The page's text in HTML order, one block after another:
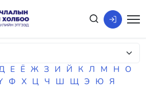
Е Ё Ж З И Й К Л М Н О
Ф Х Ц Ч Ш Щ Э Ю Я